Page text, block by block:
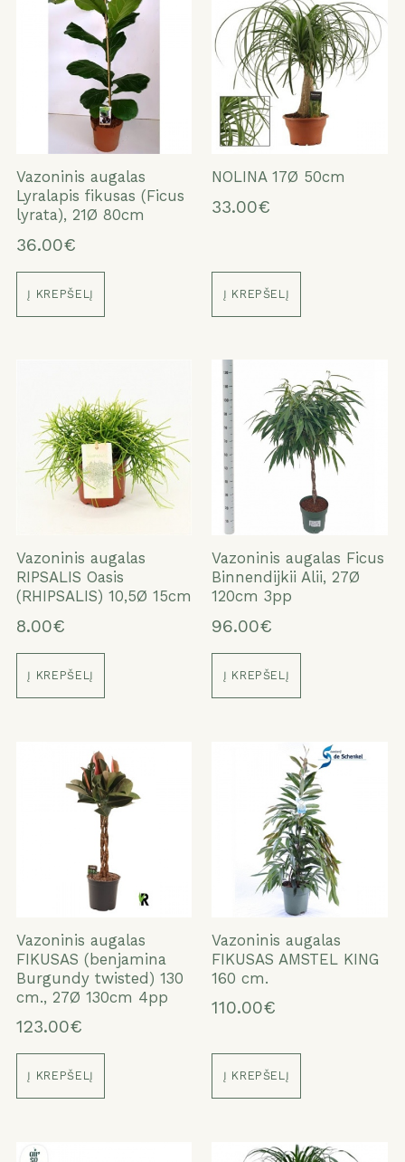
Vazoninis augalas
Lyralapis fikusas (Ficus
lyrata), 21Ø 80cm
36.00€
Į KREPŠELĮ
NOLINA 17Ø 50cm
33.00€
Į KREPŠELĮ
Vazoninis augalas
RIPSALIS Oasis
(RHIPSALIS) 10,5Ø 15cm
8.00€
Į KREPŠELĮ
Vazoninis augalas Ficus
Binnendijkii Alii, 27Ø
120cm 3pp
96.00€
Į KREPŠELĮ
Vazoninis augalas
FIKUSAS (benjamina
Burgundy twisted) 130
cm., 27Ø 130cm 4pp
123.00€
Į KREPŠELĮ
Vazoninis augalas
FIKUSAS AMSTEL KING
160 cm.
110.00€
Į KREPŠELĮ